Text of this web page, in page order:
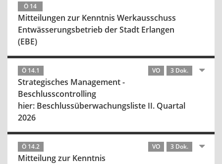
Ö 14
Mitteilungen zur Kenntnis Werkausschuss
Entwässerungsbetrieb der Stadt Erlangen
(EBE)
Ö 14.1 VO 3 Dok.
Strategisches Management -
Beschlusscontrolling
hier: Beschlussüberwachungsliste II. Quartal
2026
Ö 14.2 VO 3 Dok.
Mitteilung zur Kenntnis